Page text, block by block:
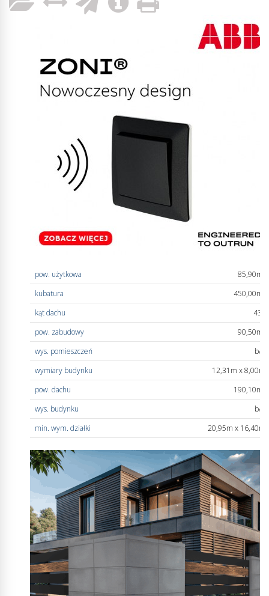
pow. użytkowa 85,90m
kubatura 450,00m
kąt dachu
43°
pow. zabudowy
90,50m
wys. pomieszczeń
b/d
wymiary budynku
12,31m x 8,00m
pow. dachu
190,10m
wys. budynku
b/d
min. wym. działki
20,95m x 16,40m